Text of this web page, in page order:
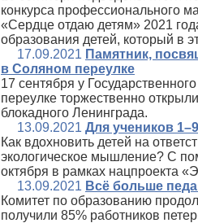
конкурса профессионального
«Сердце отдаю детям» 2021
образования детей, который в
17.09.2021 Памятник,
в Соляном переулке
17 сентября у
переулке торжественно
блокадного Ленинграда.
13.09.2021 Для учеников
Как вдохновить детей на
экологическое мышление? С
октября в рамках нацпроекта
13.09.2021 Всё больше
Комитет по образованию
получили 85% работников